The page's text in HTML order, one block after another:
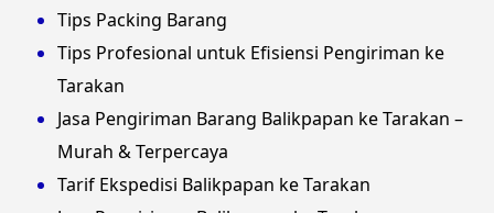
Tips Packing Barang
Tips Profesional untuk Efisiensi Pengiriman ke
Tarakan
Jasa Pengiriman Barang Balikpapan ke Tarakan –
Murah & Terpercaya
Tarif Ekspedisi Balikpapan ke Tarakan